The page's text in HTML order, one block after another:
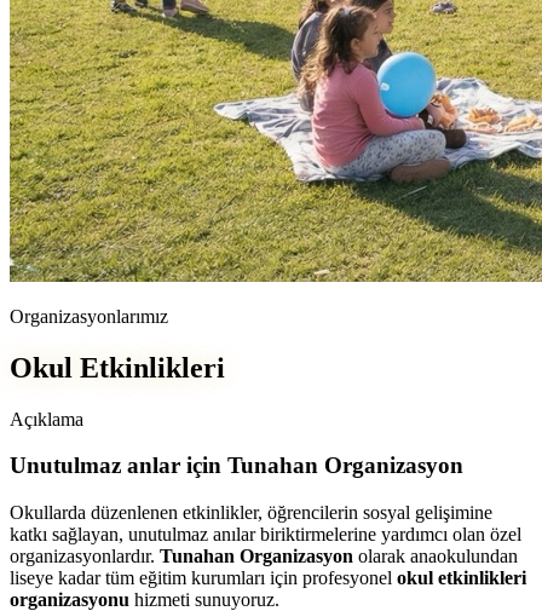
Organizasyonlarımız
Okul Etkinlikleri
Açıklama
Unutulmaz anlar için Tunahan Organizasyon
Okullarda düzenlenen etkinlikler, öğrencilerin sosyal gelişimine
katkı sağlayan, unutulmaz anılar biriktirmelerine yardımcı olan özel
organizasyonlardır. Tunahan Organizasyon olarak anaokulundan
liseye kadar tüm eğitim kurumları için profesyonel okul etkinlikleri
organizasyonu hizmeti sunuyoruz.